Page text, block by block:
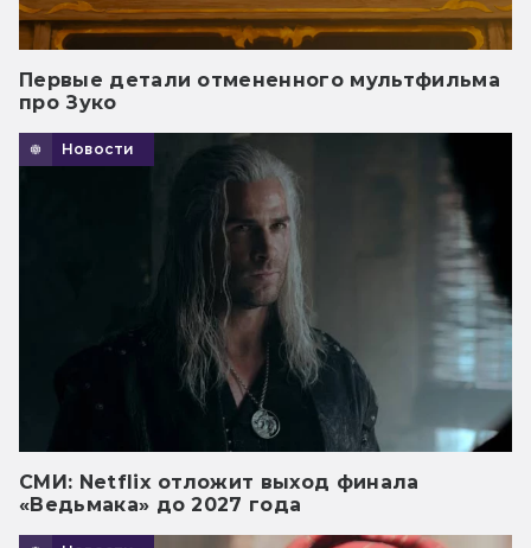
Первые детали отмененного мультфильма
про Зуко
Новости
СМИ: Netflix отложит выход финала
«Ведьмака» до 2027 года